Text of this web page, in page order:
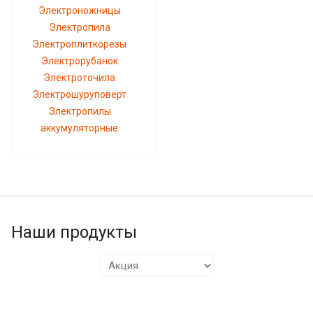
Электроножницы
Электропила
Электроплиткорезы
Электрорубанок
Электроточила
Электрошуруповерт
Электропилы
аккумуляторные
Наши продукты